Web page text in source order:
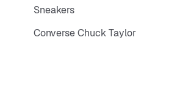
Sneakers
Converse Chuck Taylor